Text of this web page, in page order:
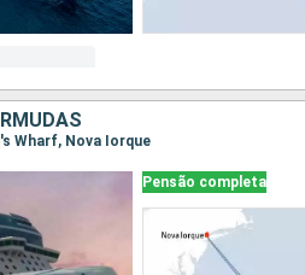
Wharf, Nova Iorque
Pensão completa